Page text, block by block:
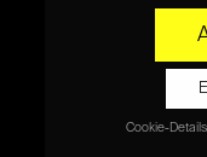
Cookie-Details